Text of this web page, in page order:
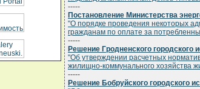
-----
Постановление Министерства
"О порядке проведения некоторых
гражданам по оплате за
-----
Решение Гродненского городского
"Об утверждении расчетных
жилищно-коммунального хозяйства
-----
Решение Бобруйского городского